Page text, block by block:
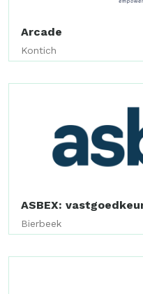
Arcade
Kontich
ASBEX:
Bierbeek